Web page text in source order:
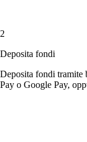
2
Deposita fondi
Deposita fondi tramite
Pay o Google Pay,